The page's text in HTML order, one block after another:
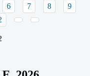
6 7 8
9